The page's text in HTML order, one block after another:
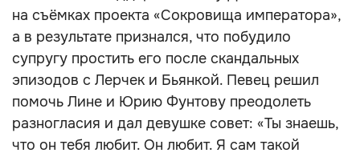
на съёмках проекта «Сокровища императора»,
а в результате признался, что побудило
супругу простить его после скандальных
эпизодов с Лерчек и Бьянкой. Певец решил
помочь Лине и Юрию Фунтову преодолеть
разногласия и дал девушке совет: «Ты знаешь,
что он тебя любит. Он любит. Я сам такой